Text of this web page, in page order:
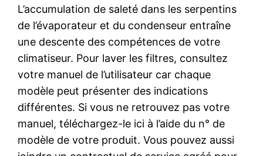
L’accumulation de saleté dans les serpentins
de l’évaporateur et du condenseur entraîne
une descente des compétences de votre
climatiseur. Pour laver les filtres, consultez
votre manuel de l’utilisateur car chaque
modèle peut présenter des indications
différentes. Si vous ne retrouvez pas votre
manuel, téléchargez-le ici à l’aide du n° de
modèle de votre produit. Vous pouvez aussi